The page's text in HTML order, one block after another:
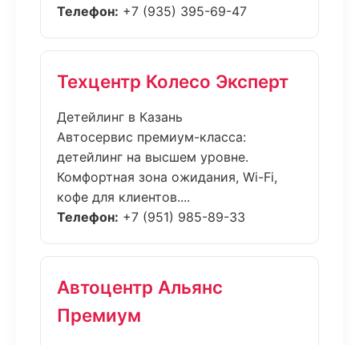
Телефон: +7 (935) 395-69-47
Техцентр Колесо Эксперт
Детейлинг в Казань
Автосервис премиум-класса:
детейлинг на высшем уровне.
Комфортная зона ожидания, Wi-Fi,
кофе для клиентов....
Телефон: +7 (951) 985-89-33
Автоцентр Альянс
Премиум